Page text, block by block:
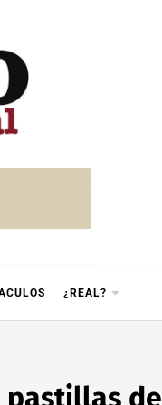
¿REAL?
pastillas de